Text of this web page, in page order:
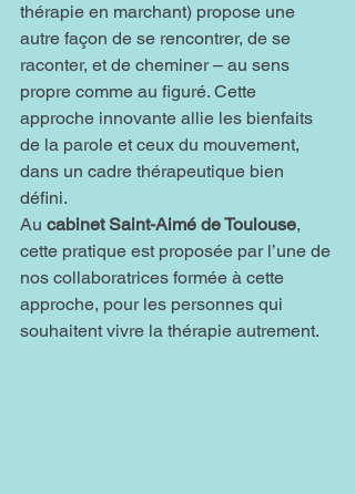
thérapie en marchant) propose une
autre façon de se rencontrer, de se
raconter, et de cheminer – au sens
propre comme au figuré. Cette
approche innovante allie les bienfaits
de la parole et ceux du mouvement,
dans un cadre thérapeutique bien
défini.
Au cabinet Saint-Aimé de Toulouse,
cette pratique est proposée par l’une de
nos collaboratrices formée à cette
approche, pour les personnes qui
souhaitent vivre la thérapie autrement.